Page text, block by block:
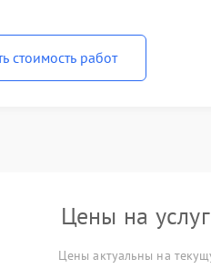
стоимость работ
Цены на
Цены актуальны на